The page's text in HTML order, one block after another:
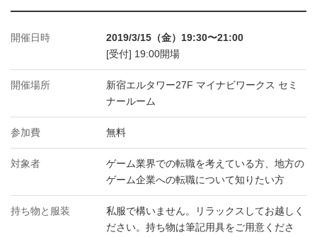
開催日時
2019/3/15（金）19:30〜21:00
[受付] 19:00開場
開催場所
新宿エルタワー27F マイナビワークス セミ
ナールーム
参加費 無料
対象者
ゲーム業界での転職を考えている方、地方の
ゲーム企業への転職について知りたい方
持ち物と服装
私服で構いません。リラックスしてお越しく
ださい。持ち物は筆記用具をご用意くださ